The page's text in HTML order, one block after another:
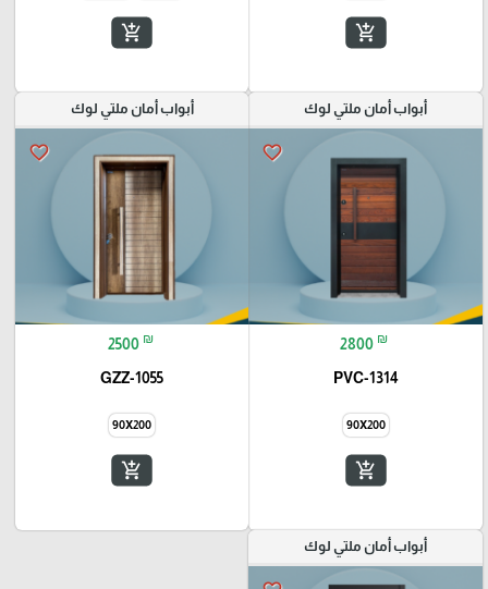
add_shopping_cart
add_shopping_cart
أبواب أمان ملتي لوك
favorite_border
2800 ₪
PVC-1314
90X200
add_shopping_cart
أبواب أمان ملتي لوك
favorite_border
2500 ₪
GZZ-1055
90X200
add_shopping_cart
أبواب أمان ملتي لوك